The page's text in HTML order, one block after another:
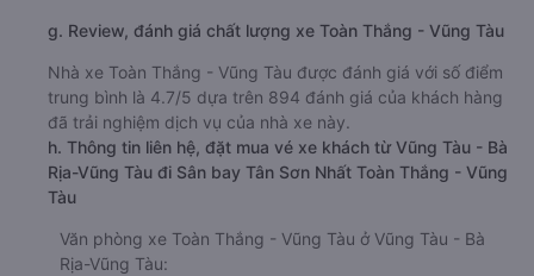
g. Review, đánh giá chất lượng xe Toàn Thắng - Vũng Tàu
Nhà xe Toàn Thắng - Vũng Tàu được đánh giá với số điểm
trung bình là 4.7/5 dựa trên 894 đánh giá của khách hàng
đã trải nghiệm dịch vụ của nhà xe này.
h. Thông tin liên hệ, đặt mua vé xe khách từ Vũng Tàu - Bà
Rịa-Vũng Tàu đi Sân bay Tân Sơn Nhất Toàn Thắng - Vũng
Tàu
Văn phòng xe Toàn Thắng - Vũng Tàu ở Vũng Tàu - Bà
Rịa-Vũng Tàu: